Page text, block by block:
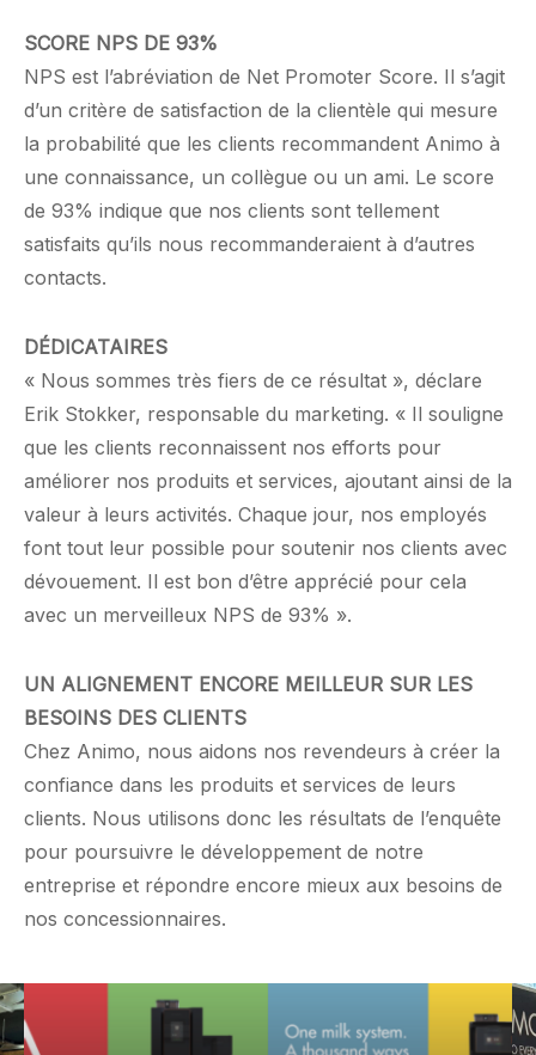
SCORE NPS DE 93%
NPS est l’abréviation de Net Promoter Score. Il s’agit
d’un critère de satisfaction de la clientèle qui mesure
la probabilité que les clients recommandent Animo à
une connaissance, un collègue ou un ami. Le score
de 93% indique que nos clients sont tellement
satisfaits qu’ils nous recommanderaient à d’autres
contacts.
DÉDICATAIRES
« Nous sommes très fiers de ce résultat », déclare
Erik Stokker, responsable du marketing. « Il souligne
que les clients reconnaissent nos efforts pour
améliorer nos produits et services, ajoutant ainsi de la
valeur à leurs activités. Chaque jour, nos employés
font tout leur possible pour soutenir nos clients avec
dévouement. Il est bon d’être apprécié pour cela
avec un merveilleux NPS de 93% ».
UN ALIGNEMENT ENCORE MEILLEUR SUR LES
BESOINS DES CLIENTS
Chez Animo, nous aidons nos revendeurs à créer la
confiance dans les produits et services de leurs
clients. Nous utilisons donc les résultats de l’enquête
pour poursuivre le développement de notre
entreprise et répondre encore mieux aux besoins de
nos concessionnaires.